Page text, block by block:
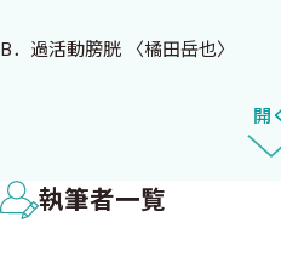
の度さらに第3版を出版いたしま
インの改定が追い付かない状況
供したいという思いから短期間で
ぜひ，本書を泌尿器科日常診療
B．過活動膀胱 〈橘田岳也〉
COLUMN β3作動薬と排尿機能
3．抗コリン薬
COLUMN ACBスケール
開
執筆者一覧